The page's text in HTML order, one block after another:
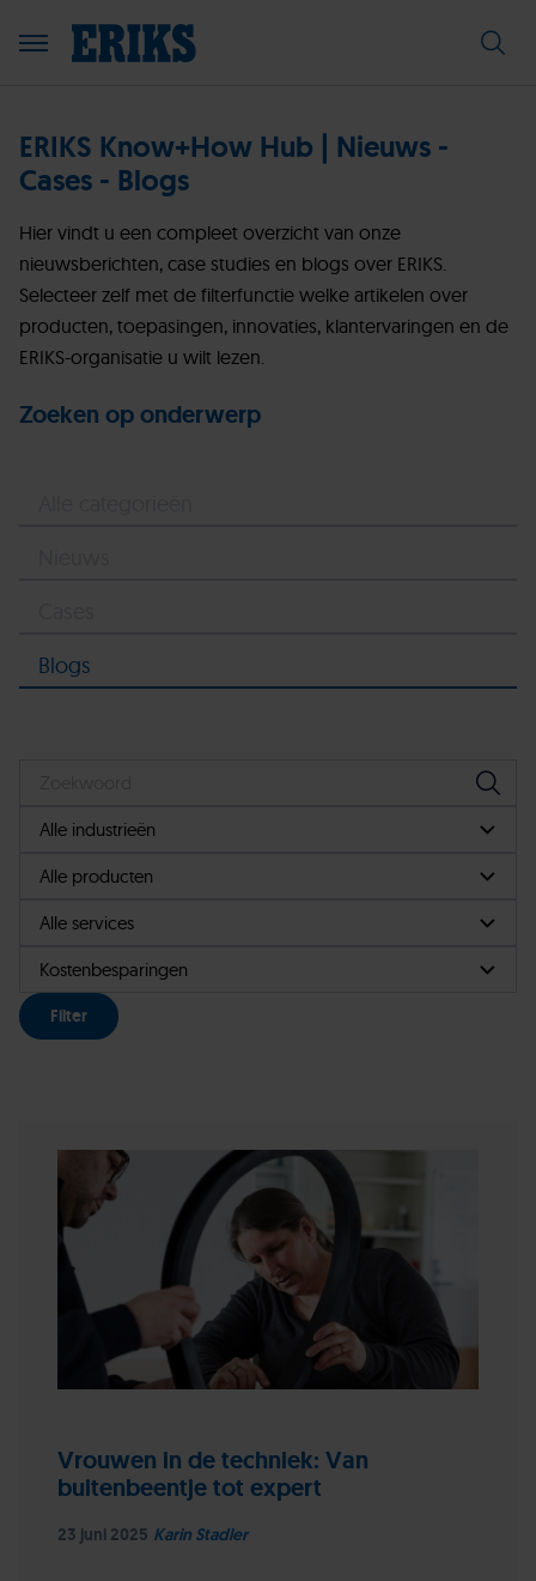
ERIKS Know+How Hub | Nieuws -
Cases - Blogs
Hier vindt u een compleet overzicht van onze
nieuwsberichten, case studies en blogs over ERIKS.
Selecteer zelf met de filterfunctie welke artikelen over
producten, toepasingen, innovaties, klantervaringen en de
ERIKS-organisatie u wilt lezen.
Zoeken op onderwerp
Blogs
Vrouwen in de techniek: Van
buitenbeentje tot expert
23 juni 2025 Karin Stadler